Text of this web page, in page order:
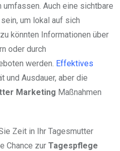
Auch eine sichtbare
um lokal auf sich
könnten Informationen über
oder durch
werden. Effektives
und Ausdauer, aber die
Marketing Maßnahmen
Zeit in Ihr Tagesmutter
Chance zur Tagespflege